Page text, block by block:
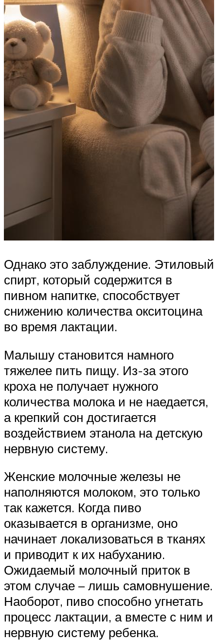
Однако это заблуждение. Этиловый
спирт, который содержится в
пивном напитке, способствует
снижению количества окситоцина
во время лактации.
Малышу становится намного
тяжелее пить пищу. Из-за этого
кроха не получает нужного
количества молока и не наедается,
а крепкий сон достигается
воздействием этанола на детскую
нервную систему.
Женские молочные железы не
наполняются молоком, это только
так кажется. Когда пиво
оказывается в организме, оно
начинает локализоваться в тканях
и приводит к их набуханию.
Ожидаемый молочный приток в
этом случае – лишь самовнушение.
Наоборот, пиво способно угнетать
процесс лактации, а вместе с ним и
нервную систему ребенка.